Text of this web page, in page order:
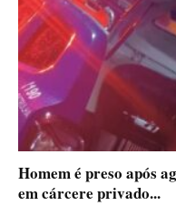
Homem é preso após
em cárcere privado...